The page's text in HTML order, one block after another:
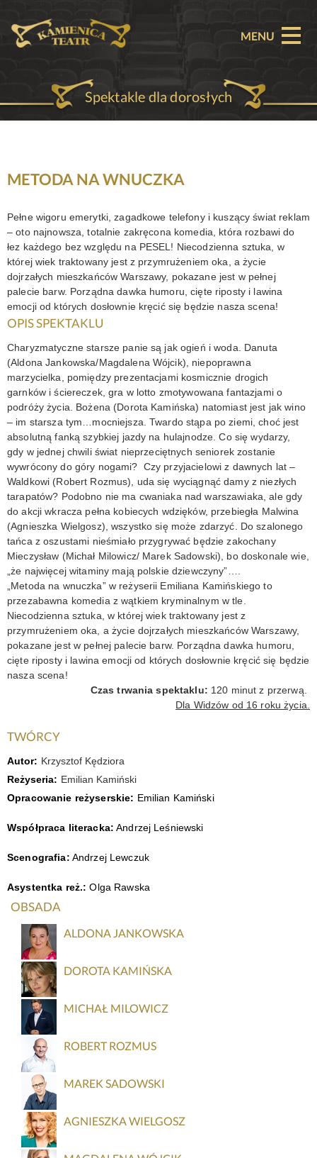
MENU
O TEATRZE
BILETY
PARTNERZY
OFERTA KOMERCYJNA
Spektakle dla dorosłych
METODA NA WNUCZKA
Pełne wigoru emerytki, zagadkowe telefony i kuszący świat reklam
– oto najnowsza, totalnie zakręcona komedia, która rozbawi do
łez każdego bez względu na PESEL! Niecodzienna sztuka, w
której wiek traktowany jest z przymrużeniem oka, a życie
dojrzałych mieszkańców Warszawy, pokazane jest w pełnej
palecie barw. Porządna dawka humoru, cięte riposty i lawina
emocji od których dosłownie kręcić się będzie nasza scena!
OPIS SPEKTAKLU
Charyzmatyczne starsze panie są jak ogień i woda. Danuta
(Aldona Jankowska/Magdalena Wójcik), niepoprawna
marzycielka, pomiędzy prezentacjami kosmicznie drogich
garnków i ściereczek, gra w lotto zmotywowana fantazjami o
podróży życia. Bożena (Dorota Kamińska) natomiast jest jak wino
– im starsza tym…mocniejsza. Twardo stąpa po ziemi, choć jest
absolutną fanką szybkiej jazdy na hulajnodze. Co się wydarzy,
gdy w jednej chwili świat nieprzeciętnych seniorek zostanie
wywrócony do góry nogami? Czy przyjacielowi z dawnych lat –
Waldkowi (Robert Rozmus), uda się wyciągnąć damy z niezłych
tarapatów? Podobno nie ma cwaniaka nad warszawiaka, ale gdy
do akcji wkracza pełna kobiecych wdzięków, przebiegła Malwina
(Agnieszka Wielgosz), wszystko się może zdarzyć. Do szalonego
tańca z oszustami nieśmiało przygrywać będzie zakochany
Mieczysław (Michał Milowicz/ Marek Sadowski), bo doskonale wie,
„że najwięcej witaminy mają polskie dziewczyny”….
„Metoda na wnuczka” w reżyserii Emiliana Kamińskiego to
przezabawna komedia z wątkiem kryminalnym w tle.
Niecodzienna sztuka, w której wiek traktowany jest z
przymrużeniem oka, a życie dojrzałych mieszkańców Warszawy,
pokazane jest w pełnej palecie barw. Porządna dawka humoru,
cięte riposty i lawina emocji od których dosłownie kręcić się będzie
nasza scena!
Czas trwania spektaklu: 120 minut z przerwą.
Dla Widzów od 16 roku życia.
TWÓRCY
Autor: Krzysztof Kędziora
Reżyseria: Emilian Kamiński
Opracowanie reżyserskie: Emilian Kamiński
Współpraca literacka: Andrzej Leśniewski
Scenografia: Andrzej Lewczuk
Asystentka reż.: Olga Rawska
OBSADA
ALDONA JANKOWSKA
DOROTA KAMIŃSKA
MICHAŁ MILOWICZ
ROBERT ROZMUS
MAREK SADOWSKI
AGNIESZKA WIELGOSZ